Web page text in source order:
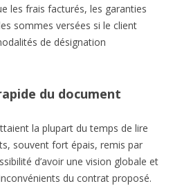
les frais facturés, les garanties
sommes versées si le client
de désignation
du document
la plupart du temps de lire
souvent fort épais, remis par
d’avoir une vision globale et
du contrat proposé.